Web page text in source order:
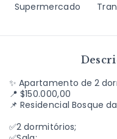
Supermercado
✨ Apartamento de 2
📍 $150.000,00
📌 Residencial Bosque
✅2 dormitórios;